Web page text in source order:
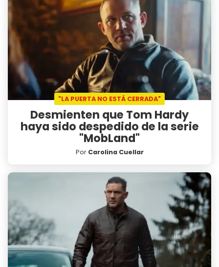
"LA PUERTA NO ESTÁ CERRADA"
Desmienten que Tom Hardy
haya sido despedido de la serie
"MobLand"
Por Carolina Cuellar